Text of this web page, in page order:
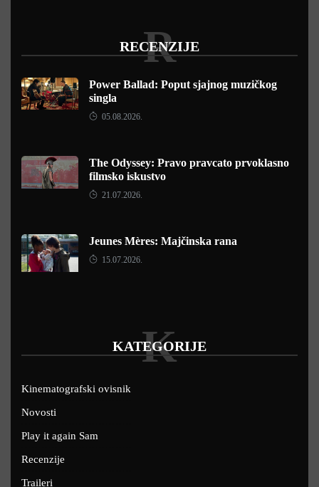
RECENZIJE
R
Power Ballad: Poput sjajnog muzičkog
singla
05.08.2026.
The Odyssey: Pravo pravcato prvoklasno
filmsko iskustvo
21.07.2026.
Jeunes Mères: Majčinska rana
15.07.2026.
KATEGORIJE
K
Kinematografski ovisnik
Novosti
Play it again Sam
Recenzije
Traileri